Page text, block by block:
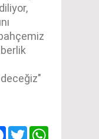
Facebook
Twitter